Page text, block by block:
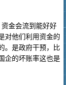
金会流到能好好
对他们利用资金的
。是政府干预，比
企的坏账率这也是